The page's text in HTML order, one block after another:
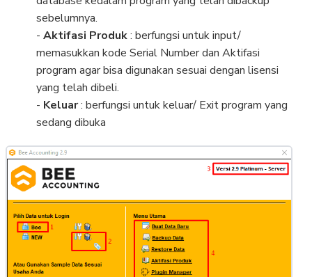
sebelumnya.
- Aktifasi Produk: berfungsi untuk input/
memasukkan kode Serial Number dan Aktifasi
program agar bisa digunakan sesuai dengan lisensi
yang telah dibeli.
- Keluar: berfungsi untuk keluar/ Exit program yang
sedang dibuka